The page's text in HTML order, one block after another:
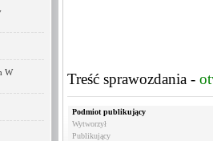
W
Treść sprawozdania -
Podmiot publikujący
Wytworzył
Publikujący